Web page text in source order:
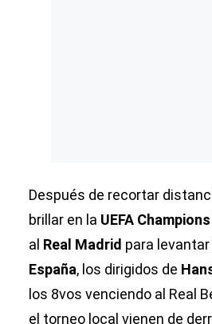
Después de recortar
brillar en la UEFA
al Real Madrid para levantar
España, los dirigidos de
los 8vos venciendo al Real
el torneo local vienen de